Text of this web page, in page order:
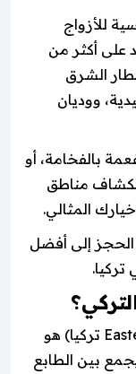
للأزواج
على أكثر من
قطار الشرق
ووديان
بالفخامة، أو
مناطق
الحجز إلى أفضل
قطار الشرق السريع تركيا (Eastern Express تركيا) هو
بين الطابع